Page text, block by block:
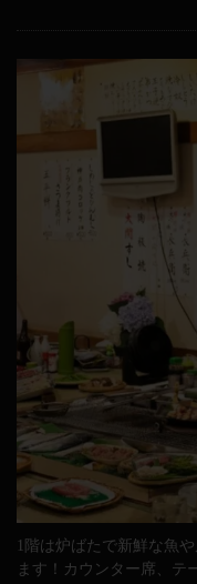
1階は炉ばたで新鮮な魚
ます！カウンター席、テ